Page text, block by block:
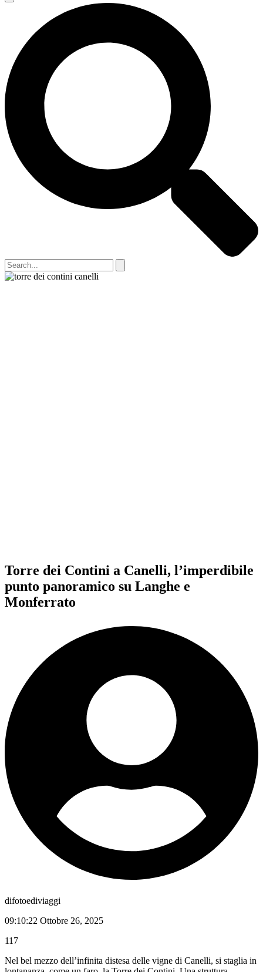
Torre dei Contini a Canelli, l’imperdibile
punto panoramico su Langhe e
Monferrato
difotoediviaggi
09:10:22 Ottobre 26, 2025
117
Nel bel mezzo dell’infinita distesa delle vigne di Canelli, si staglia in